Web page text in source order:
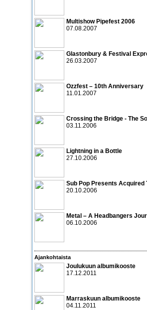
Multishow Pipefest 2006
07.08.2007
Glastonbury & Festival
26.03.2007
Ozzfest – 10th Anniversary
11.01.2007
Crossing the Bridge - The
03.11.2006
Lightning in a Bottle
27.10.2006
Sub Pop Presents Acquired
20.10.2006
Metal – A Headbangers
06.10.2006
Ajankohtaista
Joulukuun albumikooste
17.12.2011
Marraskuun albumikooste
04.11.2011